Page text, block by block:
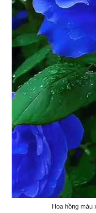
Hoa hồng màu